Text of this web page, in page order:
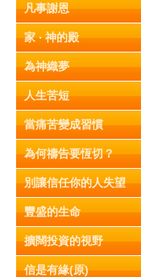
凡事謝恩
家 ‧ 神的殿
為神織夢
人生苦短
當痛苦變成習慣
為何禱告要恆切？
別讓信任你的人失望
豐盛的生命
擴闊投資的視野
信是有緣(原)